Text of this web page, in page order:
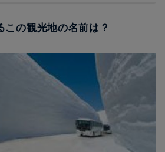
の観光地の名前は？